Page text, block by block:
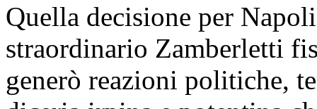
Quella decisione per
straordinario Zamberletti
generò reazioni politiche,